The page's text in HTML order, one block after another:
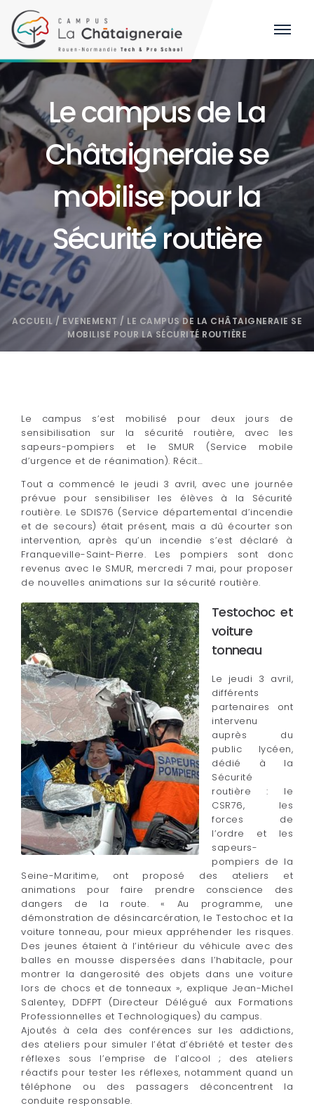
ACCUEIL / EVENEMENT / LE CAMPUS DE LA CHÂTAIGNERAIE SE
MOBILISE POUR LA SÉCURITÉ ROUTIÈRE
Le campus de La
Châtaigneraie se
mobilise pour la
Sécurité routière
Le campus s’est mobilisé pour deux jours de
sensibilisation sur la sécurité routière, avec les
sapeurs-pompiers et le SMUR (Service mobile
d’urgence et de réanimation). Récit…
Tout a commencé le jeudi 3 avril, avec une journée
prévue pour sensibiliser les élèves à la Sécurité
routière. Le SDIS76 (Service départemental d’incendie
et de secours) était présent, mais a dû écourter son
intervention, après qu’un incendie s’est déclaré à
Franqueville-Saint-Pierre. Les pompiers sont donc
revenus avec le SMUR, mercredi 7 mai, pour proposer
de nouvelles animations sur la sécurité routière.
Testochoc et
voiture
tonneau
Le jeudi 3 avril,
différents
partenaires ont
intervenu
auprès du
public lycéen,
dédié à la
Sécurité
routière : le
CSR76, les
forces de
l’ordre et les
sapeurs-
pompiers de la
Seine-Maritime, ont proposé des ateliers et
animations pour faire prendre conscience des
dangers de la route. « Au programme, une
démonstration de désincarcération, le Testochoc et la
voiture tonneau, pour mieux appréhender les risques.
Des jeunes étaient à l’intérieur du véhicule avec des
balles en mousse dispersées dans l’habitacle, pour
montrer la dangerosité des objets dans une voiture
lors de chocs et de tonneaux », explique Jean-Michel
Salentey, DDFPT (Directeur Délégué aux Formations
Professionnelles et Technologiques) du campus.
Ajoutés à cela des conférences sur les addictions,
des ateliers pour simuler l’état d’ébriété et tester des
réflexes sous l’emprise de l’alcool ; des ateliers
réactifs pour tester les réflexes, notamment quand un
téléphone ou des passagers déconcentrent la
conduite responsable.